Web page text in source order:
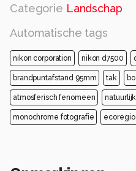
Categorie Landschap
Automatische tags
nikon corporation nikon d7500
brandpuntafstand 95mm tak
atmosferisch fenomeen
monochrome fotografie ecoregio